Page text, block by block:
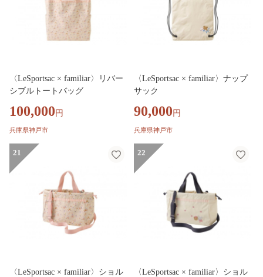
〈LeSportsac × familiar〉リバー
シブルトートバッグ
100,000 円
兵庫県神戸市
〈LeSportsac × familiar〉ナップ
サック
90,000 円
兵庫県神戸市
21
〈LeSportsac × familiar〉ショル
22
〈LeSportsac × familiar〉ショル